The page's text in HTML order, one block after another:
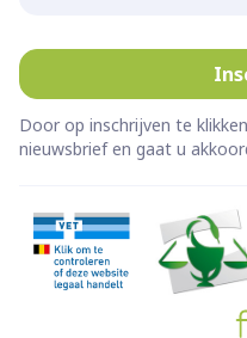
Door op inschrijven te
nieuwsbrief en gaat u